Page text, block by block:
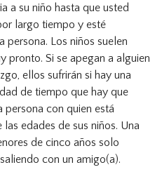
a su niño hasta que usted
largo tiempo y esté
persona. Los niños suelen
pronto. Si se apegan a alguien
ellos sufrirán si hay una
de tiempo que hay que
persona con quien está
edades de sus niños. Una
de cinco años solo
con un amigo(a).